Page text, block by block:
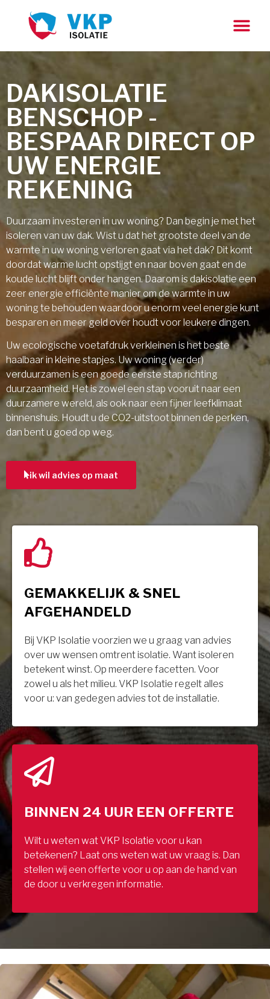
DAKISOLATIE
BENSCHOP -
BESPAAR DIRECT OP
UW ENERGIE
REKENING
Duurzaam investeren in uw woning? Dan begin je met het
isoleren van uw dak. Wist u dat het grootste deel van de
warmte in uw woning verloren gaat via het dak? Dit komt
doordat warme lucht opstijgt en naar boven gaat en de
koude lucht blijft onder hangen. Daarom is dakisolatie een
zeer energie efficiënte manier om de warmte in uw
woning te behouden waardoor u enorm veel energie kunt
besparen en meer geld over houdt voor leukere dingen.
Uw ecologische voetafdruk verkleinen is het beste
haalbaar in kleine stapjes. Uw woning (verder)
verduurzamen is een goede eerste stap richting
duurzaamheid. Het is zowel een stap vooruit naar een
duurzamere wereld, als ook naar een fijner leefklimaat
binnenshuis. Houdt u de CO2-uitstoot binnen de perken,
dan bent u goed op weg.
ik wil advies op maat
GEMAKKELIJK & SNEL
AFGEHANDELD
Bij VKP Isolatie voorzien we u graag van advies
over uw wensen omtrent isolatie. Want isoleren
betekent winst. Op meerdere facetten. Voor
zowel u als het milieu. VKP Isolatie regelt alles
voor u: van gedegen advies tot de installatie.
BINNEN 24 UUR EEN OFFERTE
Wilt u weten wat VKP Isolatie voor u kan
betekenen? Laat ons weten wat uw vraag is. Dan
stellen wij een offerte voor u op aan de hand van
de door u verkregen informatie.